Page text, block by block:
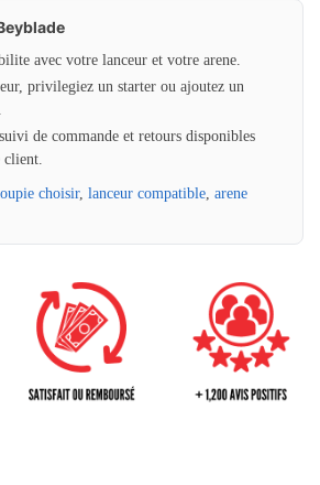
avec votre lanceur et votre arene.
privilegiez un starter ou ajoutez un
de commande et retours disponibles
client.
choisir, lanceur compatible arene